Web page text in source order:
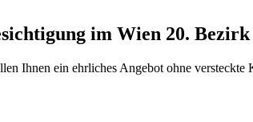
im Wien 20.
Ihnen ein ehrliches Angebot ohne versteckte